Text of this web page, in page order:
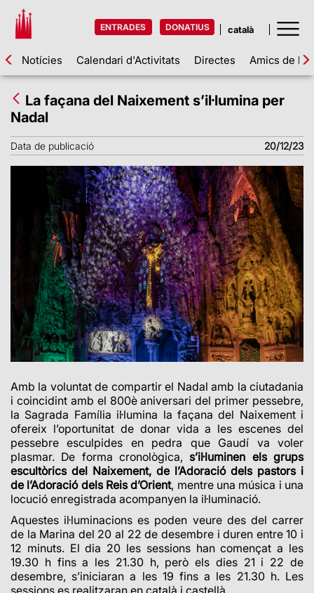
ENTRADES DONATIUS
Notícies Calendari d'Activitats Directes Amics de la
La façana del Naixement s’il·lumina per
Nadal
Data de publicació 20/12/23
Amb la voluntat de compartir el Nadal amb la ciutadania
i coincidint amb el 800è aniversari del primer pessebre,
la Sagrada Família il·lumina la façana del Naixement i
ofereix l’oportunitat de donar vida a les escenes del
pessebre esculpides en pedra que Gaudí va voler
plasmar. De forma cronològica,s’il·luminen els grups
escultòrics del Naixement, de l’Adoració dels pastors i
de l’Adoració dels Reis d’Orient, mentre una música i una
locució enregistrada acompanyen la il·luminació.
Aquestes il·luminacions es poden veure des del carrer
de la Marina del 20 al 22 de desembre i duren entre 10 i
12 minuts. El dia 20 les sessions han començat a les
19.30 h fins a les 21.30 h, però els dies 21 i 22 de
desembre, s’iniciaran a les 19 fins a les 21.30 h. Les
sessions es realitzaran en català i castellà.